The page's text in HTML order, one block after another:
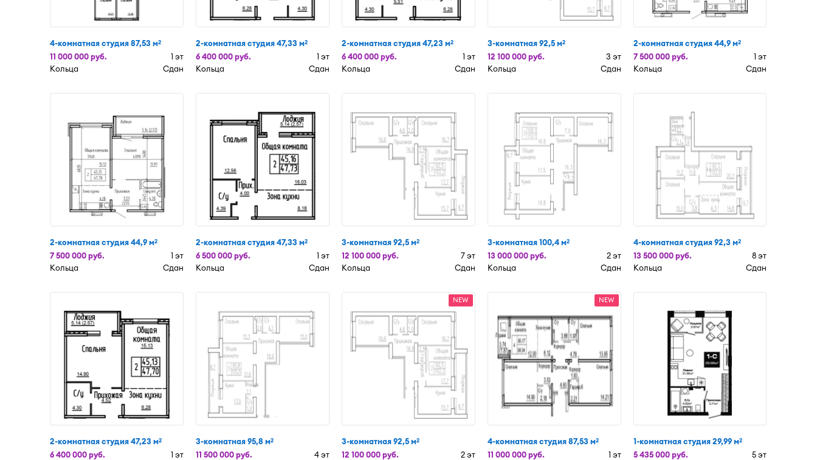
4-комнатная студия 87,53 м2
11 000 000 руб.
1 эт
Кольца
Сдан
2-комнатная студия 47,33 м2
6 400 000 руб.
1 эт
Кольца
Сдан
2-комнатная студия 47,23 м2
6 400 000 руб.
1 эт
Кольца
Сдан
3-комнатная 92,5 м2
12 100 000 руб.
3 эт
Кольца
Сдан
2-комнатная студия 44,9 м2
7 500 000 руб.
1 эт
Кольца
Сдан
2-комнатная студия 44,9 м2
7 500 000 руб.
1 эт
Кольца
Сдан
2-комнатная студия 47,33 м2
6 500 000 руб.
1 эт
Кольца
Сдан
3-комнатная 92,5 м2
12 100 000 руб.
7 эт
Кольца
Сдан
3-комнатная 100,4 м2
13 000 000 руб.
2 эт
Кольца
Сдан
4-комнатная студия 92,3 м2
13 500 000 руб.
8 эт
Кольца
Сдан
2-комнатная студия 47,23 м2
6 400 000 руб.
1 эт
3-комнатная 95,8 м2
11 500 000 руб.
4 эт
NEW
3-комнатная 92,5 м2
12 100 000 руб.
2 эт
NEW
4-комнатная студия 87,53 м2
11 000 000 руб.
1 эт
1-комнатная студия 29,99 м2
5 435 000 руб.
5 эт